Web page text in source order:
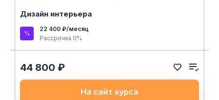
Дизайн интерьера
22 400 ₽/месяц
Рассрочка 0%
44 800 ₽
На сайт курса